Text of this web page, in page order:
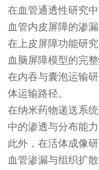
在血管通透性研究
血管内皮屏障的渗漏
在上皮屏障功能研
血脑屏障模型的完整
在内吞与囊泡运输
体运输路径。
在纳米药物递送系
中的渗透与分布能力
此外，在活体成像
血管渗漏与组织扩散